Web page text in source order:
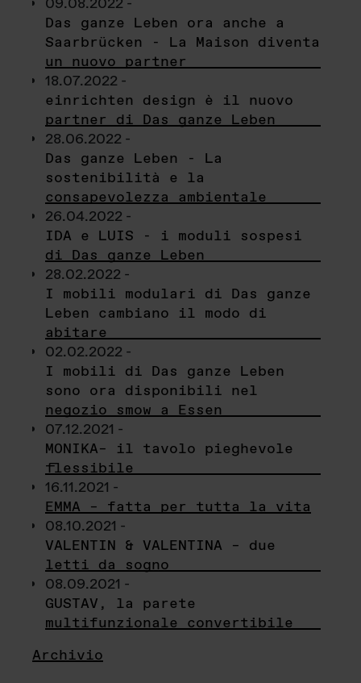
Das ganze Leben ora anche a
Saarbrücken - La Maison diventa
un nuovo partner
18.07.2022 -
einrichten design è il nuovo
partner di Das ganze Leben
28.06.2022 -
Das ganze Leben - La
sostenibilità e la
consapevolezza ambientale
26.04.2022 -
IDA e LUIS - i moduli sospesi
di Das ganze Leben
28.02.2022 -
I mobili modulari di Das ganze
Leben cambiano il modo di
abitare
02.02.2022 -
I mobili di Das ganze Leben
sono ora disponibili nel
negozio smow a Essen
07.12.2021 -
MONIKA– il tavolo pieghevole
flessibile
16.11.2021 -
EMMA – fatta per tutta la vita
08.10.2021 -
VALENTIN & VALENTINA – due
letti da sogno
08.09.2021 -
GUSTAV, la parete
multifunzionale convertibile
Archivio